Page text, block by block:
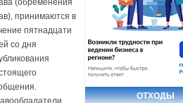
(обременения
принимаются в
пятнадцати
со дня
ОТХОДЫ